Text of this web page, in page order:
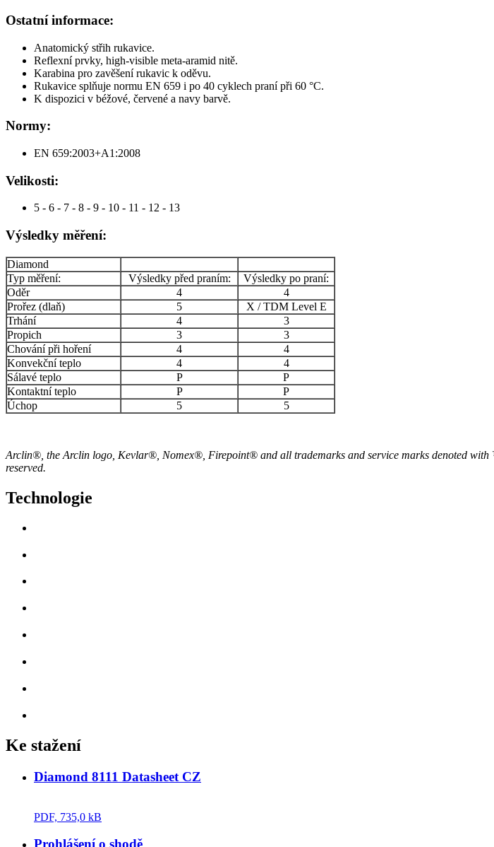
Ostatní informace:
Anatomický střih rukavice.
Reflexní prvky, high-visible meta-aramid nitě.
Karabina pro zavěšení rukavic k oděvu.
Rukavice splňuje normu EN 659 i po 40 cyklech praní při 60 °C.
K dispozici v béžové, červené a navy barvě.
Normy:
EN 659:2003+A1:2008
Velikosti:
5 - 6 - 7 - 8 - 9 - 10 - 11 - 12 - 13
Výsledky měření:
Diamond
Typ měření:
Výsledky před praním:
Výsledky po praní:
Oděr
4
4
Prořez (dlaň)
5
X / TDM Level E
Trhání
4
3
Propich
3
3
Chování při hoření
4
4
Konvekční teplo
4
4
Sálavé teplo
P
P
Kontaktní teplo
P
P
Úchop
5 5
Arclin®, the Arclin logo, Kevlar®, Nomex®, Firepoint® and all trademarks and service marks denoted
reserved.
Technologie
Ke stažení
Diamond 8111 Datasheet CZ
PDF, 735,0 kB
Prohlášení o shodě